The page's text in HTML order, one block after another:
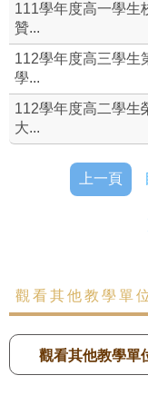
111學年度高一學生
贊...
112學年度高三學生
學...
112學年度高二學生
大...
上一頁
觀看其他教學單
觀看其他教學單